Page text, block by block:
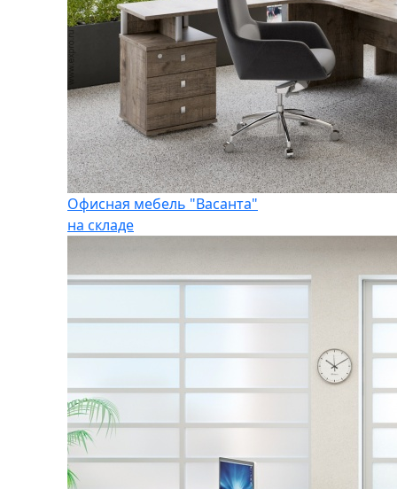
Офисная мебель "Васанта"
на складе